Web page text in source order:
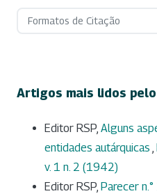
Formatos de Citação
Artigos mais lidos
Editor RSP, Alguns
entidades autárquicas ,
v. 1 n. 2 (1942)
Editor RSP, Parecer